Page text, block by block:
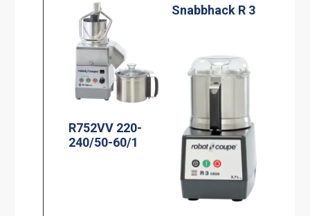
Snabbhack R 3
R752VV 220-
240/50-60/1